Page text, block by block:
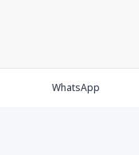
WhatsApp